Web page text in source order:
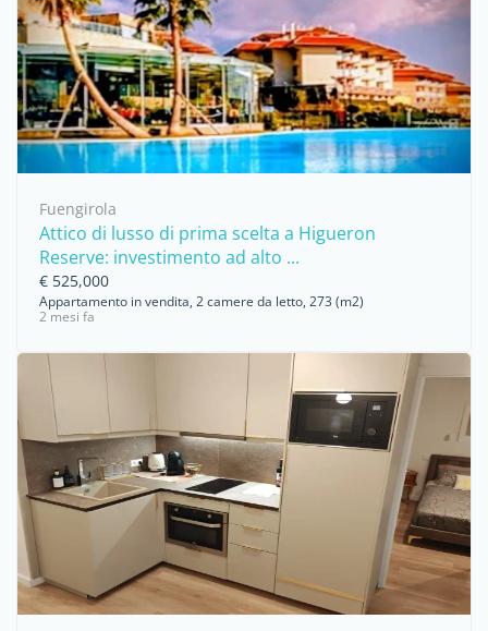
Fuengirola
Attico di lusso di prima scelta a Higueron
Reserve: investimento ad alto ...
€ 525,000
Appartamento in vendita, 2 camere da letto, 273 (m2)
2 mesi fa